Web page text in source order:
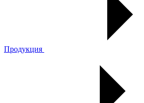
Продукция